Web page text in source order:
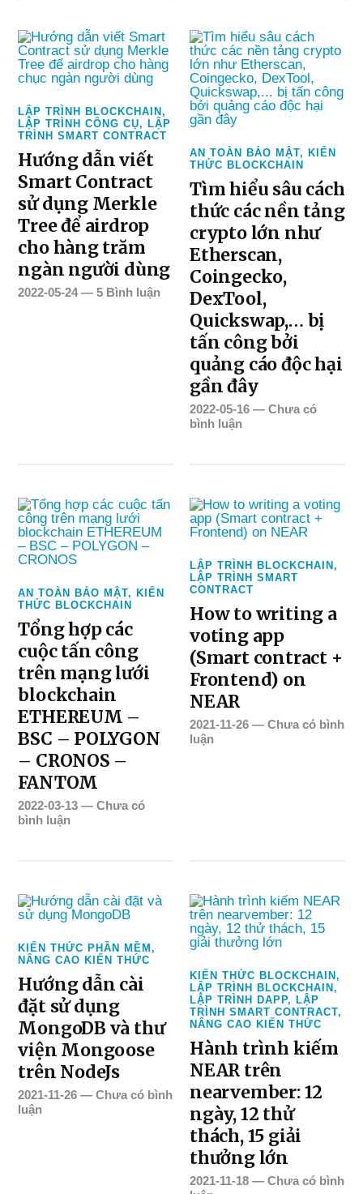
LẬP TRÌNH BLOCKCHAIN,
LẬP TRÌNH CÔNG CỤ,LẬP
TRÌNH SMART CONTRACT
Hướng dẫn viết
Smart Contract
sử dụng Merkle
Tree để airdrop
cho hàng trăm
ngàn người dùng
2022-05-24—5 Bình luận
AN TOÀN BẢO MẬT,KIẾN
THỨC BLOCKCHAIN
Tìm hiểu sâu cách
thức các nền tảng
crypto lớn như
Etherscan,
Coingecko,
DexTool,
Quickswap,… bị
tấn công bởi
quảng cáo độc hại
gần đây
2022-05-16 —Chưa có
bình luận
AN TOÀN BẢO MẬT,KIẾN
THỨC BLOCKCHAIN
Tổng hợp các
cuộc tấn công
trên mạng lưới
blockchain
ETHEREUM –
BSC – POLYGON
– CRONOS –
FANTOM
2022-03-13 —Chưa có
bình luận
LẬP TRÌNH BLOCKCHAIN,
LẬP TRÌNH SMART
CONTRACT
How to writing a
voting app
(Smart contract +
Frontend) on
NEAR
2021-11-26 —Chưa có bình
luận
KIẾN THỨC PHẦN MỀM,
NÂNG CAO KIẾN THỨC
Hướng dẫn cài
đặt sử dụng
MongoDB và thư
viện Mongoose
trên NodeJs
2021-11-26 —Chưa có bình
luận
KIẾN THỨC BLOCKCHAIN,
LẬP TRÌNH BLOCKCHAIN,
LẬP TRÌNH DAPP,LẬP
TRÌNH SMART CONTRACT,
NÂNG CAO KIẾN THỨC
Hành trình kiếm
NEAR trên
nearvember: 12
ngày, 12 thử
thách, 15 giải
thưởng lớn
2021-11-18 —Chưa có bình